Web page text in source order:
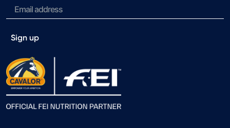
Sign up